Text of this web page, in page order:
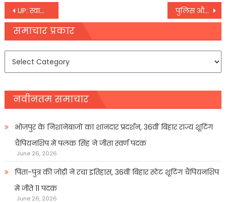
Post
navigation
UP: स्वामी प्रसाद बोले- धर्म की चादर में छिपे, भेड़ियों से बनाओ दूरी पुलिस और नक्‍सलियों का एक बार फिर से सामना, चतरा के जंगलों में दोनों में जंग, एक उग्रवादी ढेर
समाचार प्रकार
समाचार
नवीनतम समाचार
भोजपुर के निशानेबाजों का शानदार प्रदर्शन, 36वीं बिहार राज्य शूटिंग
चैंपियनशिप में पलक सिंह ने जीता स्वर्ण पदक
June 26, 2026
पिता-पुत्र की जोड़ी ने रचा इतिहास, 36वीं बिहार स्टेट शूटिंग चैंपियनशिप
में जीते 11 पदक
June 26, 2026